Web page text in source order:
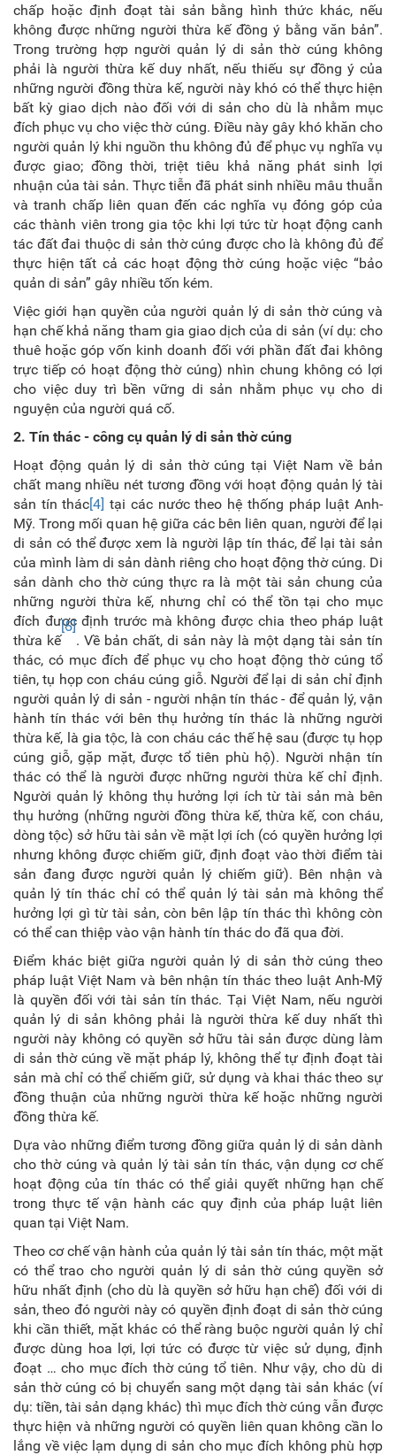
chấp hoặc định đoạt tài sản bằng hình thức khác, nếu
không được những người thừa kế đồng ý bằng văn bản”.
Trong trường hợp người quản lý di sản thờ cúng không
phải là người thừa kế duy nhất, nếu thiếu sự đồng ý của
những người đồng thừa kế, người này khó có thể thực hiện
bất kỳ giao dịch nào đối với di sản cho dù là nhằm mục
đích phục vụ cho việc thờ cúng. Điều này gây khó khăn cho
người quản lý khi nguồn thu không đủ để phục vụ nghĩa vụ
được giao; đồng thời, triệt tiêu khả năng phát sinh lợi
nhuận của tài sản. Thực tiễn đã phát sinh nhiều mâu thuẫn
và tranh chấp liên quan đến các nghĩa vụ đóng góp của
các thành viên trong gia tộc khi lợi tức từ hoạt động canh
tác đất đai thuộc di sản thờ cúng được cho là không đủ để
thực hiện tất cả các hoạt động thờ cúng hoặc việc “bảo
quản di sản” gây nhiều tốn kém.
Việc giới hạn quyền của người quản lý di sản thờ cúng và
hạn chế khả năng tham gia giao dịch của di sản (ví dụ: cho
thuê hoặc góp vốn kinh doanh đối với phần đất đai không
trực tiếp có hoạt động thờ cúng) nhìn chung không có lợi
cho việc duy trì bền vững di sản nhằm phục vụ cho di
nguyện của người quá cố.
2. Tín thác - công cụ quản lý di sản thờ cúng
Hoạt động quản lý di sản thờ cúng tại Việt Nam về bản
chất mang nhiều nét tương đồng với hoạt động quản lý tài
sản tín thác[4] tại các nước theo hệ thống pháp luật Anh-
Mỹ. Trong mối quan hệ giữa các bên liên quan, người để lại
di sản có thể được xem là người lập tín thác, để lại tài sản
của mình làm di sản dành riêng cho hoạt động thờ cúng. Di
sản dành cho thờ cúng thực ra là một tài sản chung của
những người thừa kế, nhưng chỉ có thể tồn tại cho mục
đích được định trước mà không được chia theo pháp luật
thừa kế
[5]
. Về bản chất, di sản này là một dạng tài sản tín
thác, có mục đích để phục vụ cho hoạt động thờ cúng tổ
tiên, tụ họp con cháu cúng giỗ. Người để lại di sản chỉ định
người quản lý di sản - người nhận tín thác - để quản lý, vận
hành tín thác với bên thụ hưởng tín thác là những người
thừa kế, là gia tộc, là con cháu các thế hệ sau (được tụ họp
cúng giỗ, gặp mặt, được tổ tiên phù hộ). Người nhận tín
thác có thể là người được những người thừa kế chỉ định.
Người quản lý không thụ hưởng lợi ích từ tài sản mà bên
thụ hưởng (những người đồng thừa kế, thừa kế, con cháu,
dòng tộc) sở hữu tài sản về mặt lợi ích (có quyền hưởng lợi
nhưng không được chiếm giữ, định đoạt vào thời điểm tài
sản đang được người quản lý chiếm giữ). Bên nhận và
quản lý tín thác chỉ có thể quản lý tài sản mà không thể
hưởng lợi gì từ tài sản, còn bên lập tín thác thì không còn
có thể can thiệp vào vận hành tín thác do đã qua đời.
Điểm khác biệt giữa người quản lý di sản thờ cúng theo
pháp luật Việt Nam và bên nhận tín thác theo luật Anh-Mỹ
là quyền đối với tài sản tín thác. Tại Việt Nam, nếu người
quản lý di sản không phải là người thừa kế duy nhất thì
người này không có quyền sở hữu tài sản được dùng làm
di sản thờ cúng về mặt pháp lý, không thể tự định đoạt tài
sản mà chỉ có thể chiếm giữ, sử dụng và khai thác theo sự
đồng thuận của những người thừa kế hoặc những người
đồng thừa kế.
Dựa vào những điểm tương đồng giữa quản lý di sản dành
cho thờ cúng và quản lý tài sản tín thác, vận dụng cơ chế
hoạt động của tín thác có thể giải quyết những hạn chế
trong thực tế vận hành các quy định của pháp luật liên
quan tại Việt Nam.
Theo cơ chế vận hành của quản lý tài sản tín thác, một mặt
có thể trao cho người quản lý di sản thờ cúng quyền sở
hữu nhất định (cho dù là quyền sở hữu hạn chế) đối với di
sản, theo đó người này có quyền định đoạt di sản thờ cúng
khi cần thiết, mặt khác có thể ràng buộc người quản lý chỉ
được dùng hoa lợi, lợi tức có được từ việc sử dụng, định
đoạt … cho mục đích thờ cúng tổ tiên. Như vậy, cho dù di
sản thờ cúng có bị chuyển sang một dạng tài sản khác (ví
dụ: tiền, tài sản dạng khác) thì mục đích thờ cúng vẫn được
thực hiện và những người có quyền liên quan không cần lo
lắng về việc lạm dụng di sản cho mục đích không phù hợp